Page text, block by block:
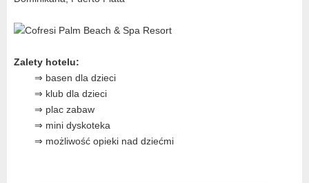
Zalety hotelu:
⇒ basen dla dzieci
⇒ klub dla dzieci
⇒ plac zabaw
⇒ mini dyskoteka
⇒ możliwość opieki nad dziećmi